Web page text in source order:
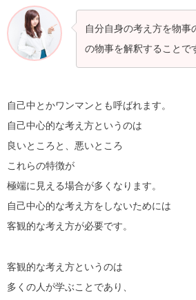
自分自身の考え方を物事
の物事を解釈することで
自己中とかワンマンとも呼ばれます。
自己中心的な考え方というのは
良いところと、悪いところ
これらの特徴が
極端に見える場合が多くなります。
自己中心的な考え方をしないためには
客観的な考え方が必要です。
客観的な考え方というのは
多くの人が学ぶことであり、